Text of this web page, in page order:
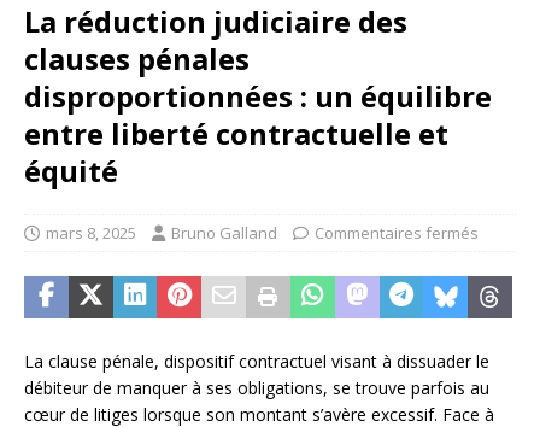
La réduction judiciaire des
clauses pénales
disproportionnées : un équilibre
entre liberté contractuelle et
équité
mars 8, 2025 Bruno Galland Commentaires fermés
La clause pénale, dispositif contractuel visant à dissuader le
débiteur de manquer à ses obligations, se trouve parfois au
cœur de litiges lorsque son montant s’avère excessif. Face à